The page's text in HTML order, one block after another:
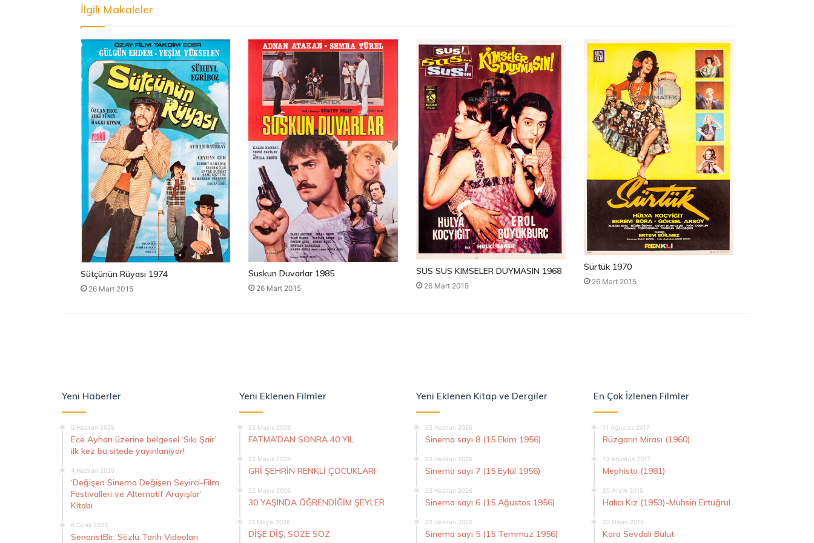
İlgili Makaleler
Sütçünün Rüyası 1974
26 Mart 2015
Suskun Duvarlar 1985
26 Mart 2015
SUS SUS KIMSELER DUYMASIN 1968
26 Mart 2015
Sürtük 1970
26 Mart 2015
Yeni Haberler
5 Haziran 2025
Ece Ayhan üzerine belgesel ‘Sıkı Şair’
ilk kez bu sitede yayınlanıyor!
4 Haziran 2025
‘Değişen Sinema Değişen Seyirci-Film
Festivalleri ve Alternatif Arayışlar’
Kitabı
6 Ocak 2023
SenaristBir: Sözlü Tarih Videoları
Yeni Eklenen Filmler
23 Mayıs 2026
FATMA’DAN SONRA 40 YIL
22 Mayıs 2026
GRİ ŞEHRİN RENKLİ ÇOCUKLARI
22 Mayıs 2026
30 YAŞINDA ÖĞRENDİĞİM ŞEYLER
21 Mayıs 2026
DİŞE DİŞ, SÖZE SÖZ
Yeni Eklenen Kitap ve Dergiler
23 Haziran 2026
Sinema sayı 8 (15 Ekim 1956)
23 Haziran 2026
Sinema sayı 7 (15 Eylül 1956)
23 Haziran 2026
Sinema sayı 6 (15 Ağustos 1956)
23 Haziran 2026
Sinema sayı 5 (15 Temmuz 1956)
En Çok İzlenen Filmler
11 Ağustos 2017
Rüzgarın Mirası (1960)
13 Ağustos 2017
Mephisto (1981)
25 Aralık 2015
Halıcı Kız (1953)-Muhsin Ertuğrul
22 Nisan 2019
Kara Sevdalı Bulut